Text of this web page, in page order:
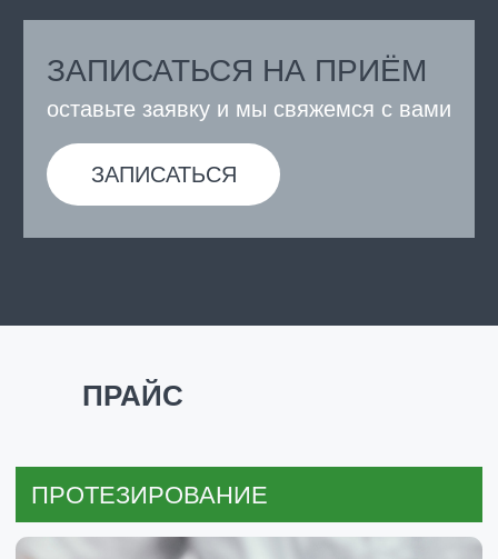
ПРАЙС